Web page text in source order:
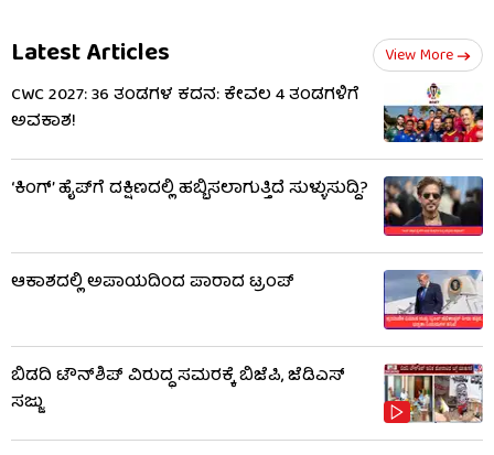
Latest Articles View More
CWC 2027: 36 ತಂಡಗಳ ಕದನ: ಕೇವಲ 4 ತಂಡಗಳಿಗೆ
ಅವಕಾಶ!
‘ಕಿಂಗ್’ ಹೈಪ್​​ಗೆ ದಕ್ಷಿಣದಲ್ಲಿ ಹಬ್ಬಿಸಲಾಗುತ್ತಿದೆ ಸುಳ್ಳುಸುದ್ದಿ?
ಆಕಾಶದಲ್ಲಿ ಅಪಾಯದಿಂದ ಪಾರಾದ ಟ್ರಂಪ್
ಬಿಡದಿ ಟೌನ್‌ಶಿಪ್ ವಿರುದ್ಧ ಸಮರಕ್ಕೆ ಬಿಜೆಪಿ, ಜೆಡಿಎಸ್
ಸಜ್ಜು